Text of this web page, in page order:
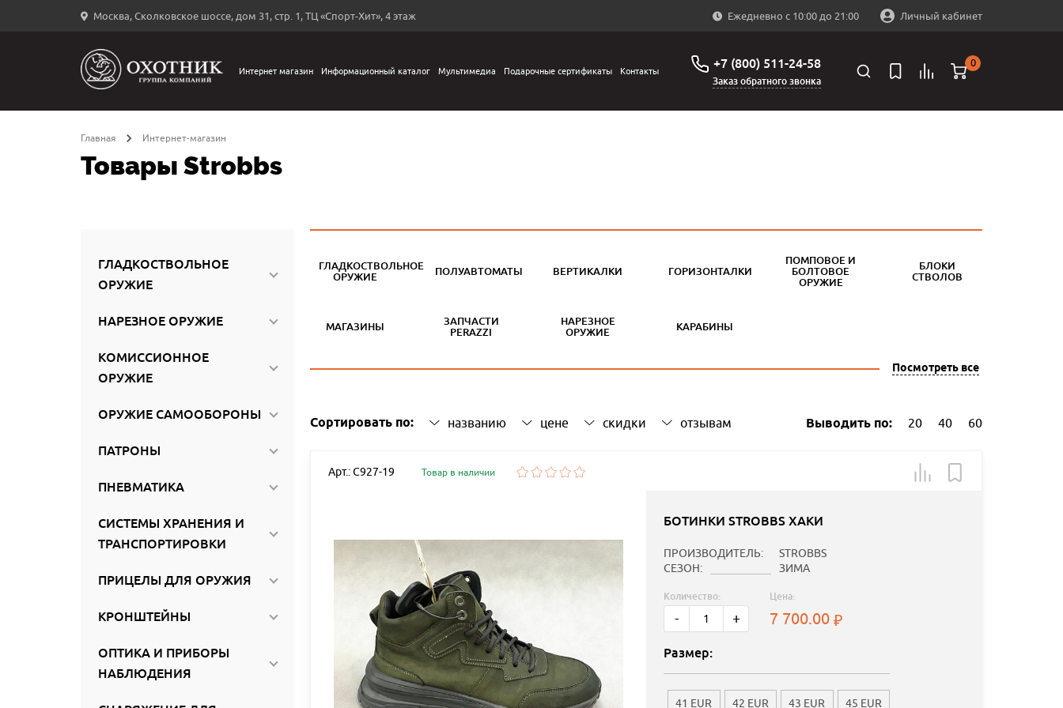
Москва, Сколковское шоссе, дом 31, стр. 1, ТЦ «Спорт-Хит», 4 этаж Ежедневно с 10:00 до 21:00 Личный кабинет
←
Интернет магазин Информационный каталог Мультимедиа Подарочные сертификаты Контакты +7 (800) 511-24-58
Заказ обратного звонка
0
Главная Интернет-магазин
Товары Strobbs
ГЛАДКОСТВОЛЬНОЕ
ОРУЖИЕ
НАРЕЗНОЕ ОРУЖИЕ
КОМИССИОННОЕ
ОРУЖИЕ
ОРУЖИЕ САМООБОРОНЫ
ПАТРОНЫ
ПНЕВМАТИКА
СИСТЕМЫ ХРАНЕНИЯ И
ТРАНСПОРТИРОВКИ
ПРИЦЕЛЫ ДЛЯ ОРУЖИЯ
КРОНШТЕЙНЫ
ОПТИКА И ПРИБОРЫ
НАБЛЮДЕНИЯ
ГЛАДКОСТВОЛЬНОЕ
ОРУЖИЕ
ПОЛУАВТОМАТЫ ВЕРТИКАЛКИ ГОРИЗОНТАЛКИ
ПОМПОВОЕ И
БОЛТОВОЕ
ОРУЖИЕ
БЛОКИ
СТВОЛОВ
МАГАЗИНЫ
ЗАПЧАСТИ
PERAZZI
НАРЕЗНОЕ
ОРУЖИЕ
КАРАБИНЫ
Посмотреть все
Сортировать по: названию цене скидки отзывам Выводить по: 20 40 60
Арт.: C927-19 Товар в наличии
БОТИНКИ STROBBS ХАКИ
ПРОИЗВОДИТЕЛЬ:
STROBBS
СЕЗОН:
ЗИМА
Количество:
- +
Цена:
7 700.00
Размер:
41 EUR 42 EUR 43 EUR 45 EUR